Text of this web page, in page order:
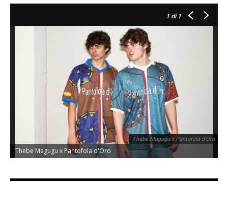
1 di 1
Thebe Magugu x Pantofola d'Oro
Thebe Magugu x Pantofola d'Oro